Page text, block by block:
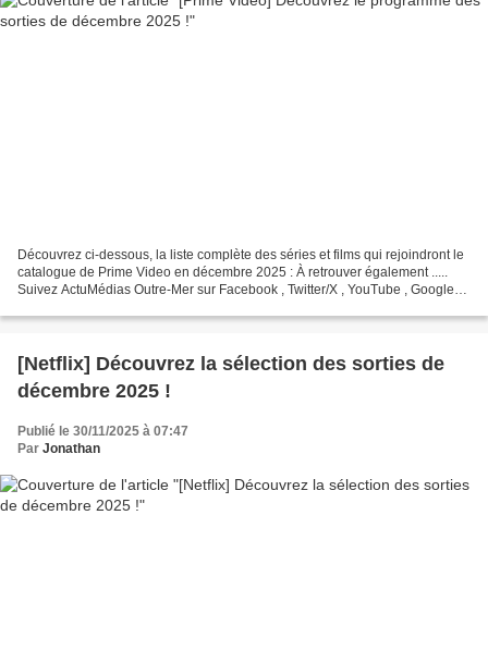
Découvrez ci-dessous, la liste complète des séries et films qui rejoindront le
catalogue de Prime Video en décembre 2025 : À retrouver également .....
Suivez ActuMédias Outre-Mer sur Facebook , Twitter/X , YouTube , Google
[Netflix] Découvrez la sélection des sorties de
décembre 2025 !
Publié le 30/11/2025 à 07:47
Par Jonathan